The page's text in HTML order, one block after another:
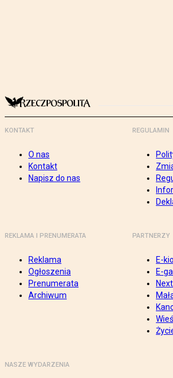
KONTAKT
O nas
Kontakt
Napisz do nas
REGULAMIN
REKLAMA I PRENUMERATA
Reklama
Ogłoszenia
Prenumerata
Archiwum
PARTNERZY
E-
E-
NASZE WYDARZENIA